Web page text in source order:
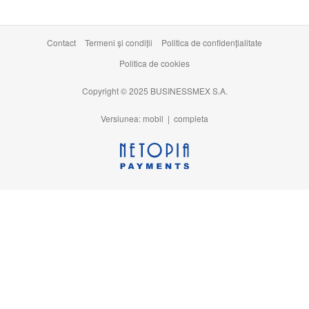
Contact Termeni şi condiţii
Politica de confidențialitate
Politica de cookies
Copyright © 2025 BUSINESSMEX S.A.
Versiunea: mobil | completa